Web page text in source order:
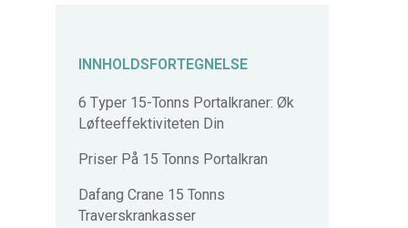
INNHOLDSFORTEGNELSE
6 Typer 15-Tonns Portalkraner: Øk
Løfteeffektiviteten Din
Priser På 15 Tonns Portalkran
Dafang Crane 15 Tonns
Traverskrankasser